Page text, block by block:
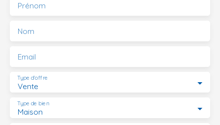
Prénom
Nom
Email
Vente
Type d'offre
Maison
Type de bien